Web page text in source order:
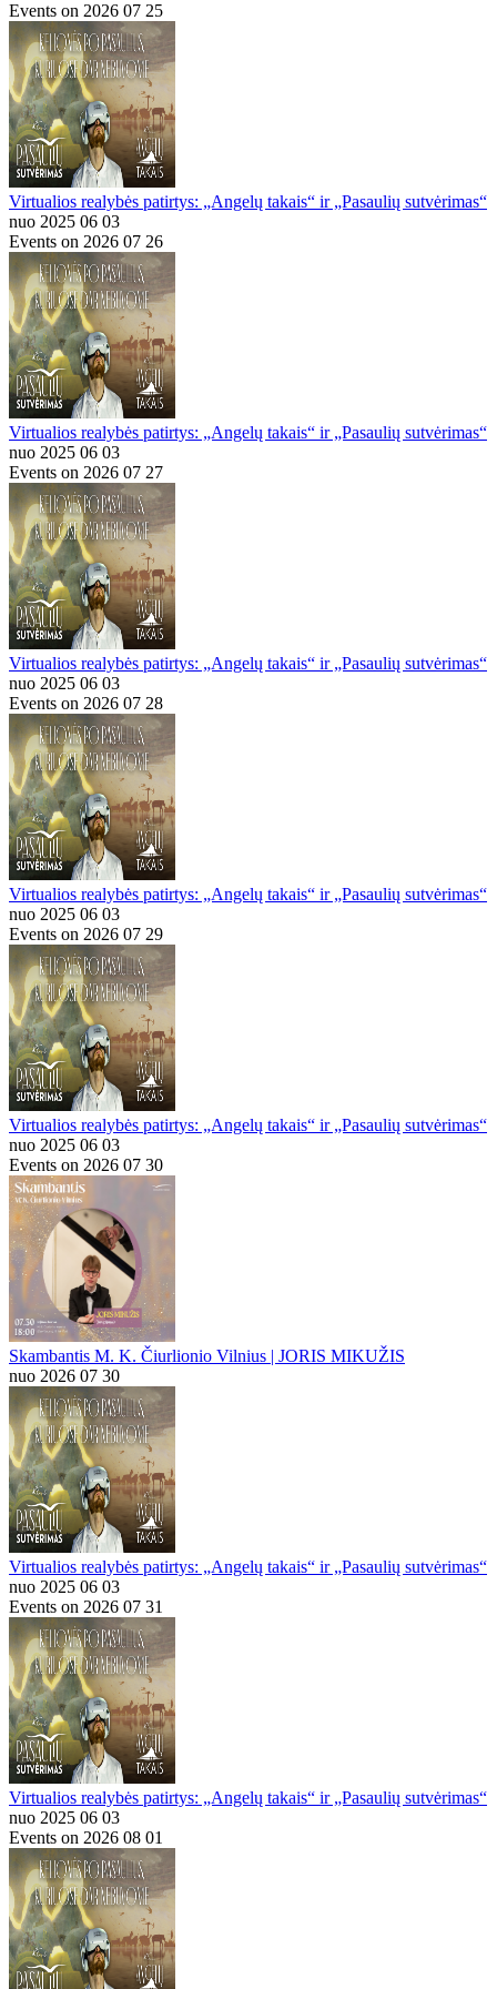
Events on 2026 07 25
Virtualios realybės patirtys: „Angelų takais“ ir „Pasaulių sutvėrimas“
nuo 2025 06 03
Events on 2026 07 26
Virtualios realybės patirtys: „Angelų takais“ ir „Pasaulių sutvėrimas“
nuo 2025 06 03
Events on 2026 07 27
Virtualios realybės patirtys: „Angelų takais“ ir „Pasaulių sutvėrimas“
nuo 2025 06 03
Events on 2026 07 28
Virtualios realybės patirtys: „Angelų takais“ ir „Pasaulių sutvėrimas“
nuo 2025 06 03
Events on 2026 07 29
Virtualios realybės patirtys: „Angelų takais“ ir „Pasaulių sutvėrimas“
nuo 2025 06 03
Events on 2026 07 30
Skambantis M. K. Čiurlionio Vilnius | JORIS MIKUŽIS
nuo 2026 07 30
Virtualios realybės patirtys: „Angelų takais“ ir „Pasaulių sutvėrimas“
nuo 2025 06 03
Events on 2026 07 31
Virtualios realybės patirtys: „Angelų takais“ ir „Pasaulių sutvėrimas“
nuo 2025 06 03
Events on 2026 08 01